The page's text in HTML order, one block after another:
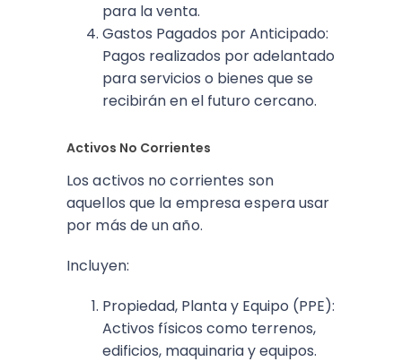
para la venta.
Gastos Pagados por Anticipado:
Pagos realizados por adelantado
para servicios o bienes que se
recibirán en el futuro cercano.
Activos No Corrientes
Los activos no corrientes son
aquellos que la empresa espera usar
por más de un año.
Incluyen:
Propiedad, Planta y Equipo (PPE):
Activos físicos como terrenos,
edificios, maquinaria y equipos.